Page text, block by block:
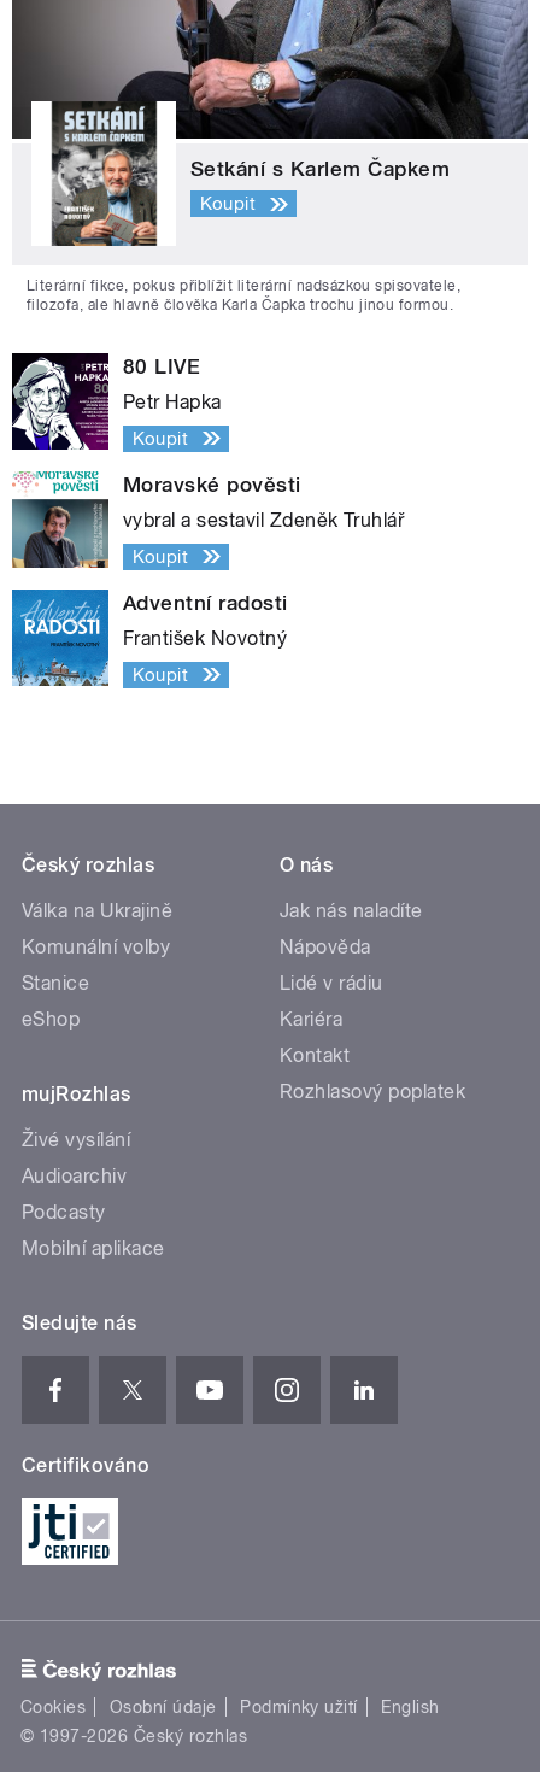
Setkání s Karlem Čapkem
Koupit
Literární fikce, pokus přiblížit literární nadsázkou spisovatele,
filozofa, ale hlavně člověka Karla Čapka trochu jinou formou.
80 LIVE
Petr Hapka
Koupit
Moravské pověsti
vybral a sestavil Zdeněk Truhlář
Koupit
Adventní radosti
František Novotný
Koupit
Český rozhlas
Válka na Ukrajině
Komunální volby
Stanice
eShop
mujRozhlas
Živé vysílání
Audioarchiv
Podcasty
Mobilní aplikace
O nás
Jak nás naladíte
Nápověda
Lidé v rádiu
Kariéra
Kontakt
Rozhlasový poplatek
Sledujte nás
Certifikováno
Cookies Osobní údaje Podmínky užití
English
© 1997-2026 Český rozhlas